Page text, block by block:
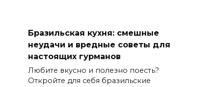
Бразильская кухня: смешные
неудачи и вредные советы для
настоящих гурманов
Любите вкусно и полезно поесть?
Откройте для себя бразильские